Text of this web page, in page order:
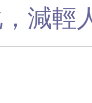
減輕